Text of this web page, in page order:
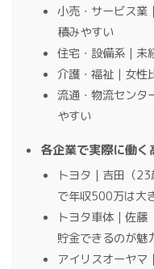
小売・サービス業
積みやすい
住宅・設備系｜未
介護・福祉｜女性
流通・物流センタ
やすい
各企業で実際に働
トヨタ｜吉田（
で年収500万は大
トヨタ車体｜佐
貯金できるのが魅
アイリスオーヤ